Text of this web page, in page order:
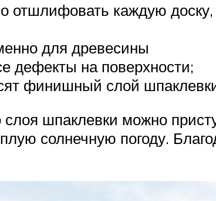
каждую доску,
для древесины
дефекты на поверхности;
финишный слой
шпаклевки можно
солнечную погоду.